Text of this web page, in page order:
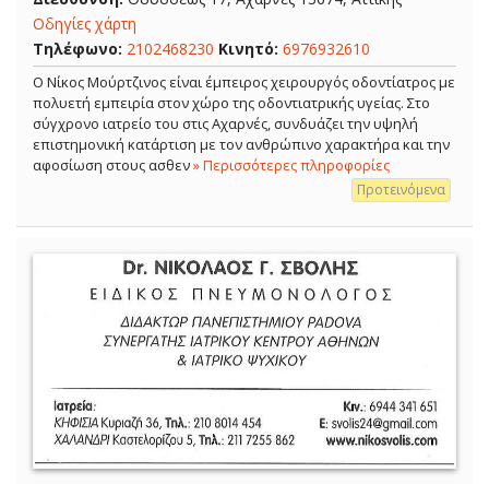
Οδηγίες χάρτη
Τηλέφωνο: 2102468230 Κινητό: 6976932610
Ο Νίκος Μούρτζινος είναι έμπειρος χειρουργός οδοντίατρος με
πολυετή εμπειρία στον χώρο της οδοντιατρικής υγείας. Στο
σύγχρονο ιατρείο του στις Αχαρνές, συνδυάζει την υψηλή
επιστημονική κατάρτιση με τον ανθρώπινο χαρακτήρα και την
αφοσίωση στους ασθεν» Περισσότερες πληροφορίες
Προτεινόμενα